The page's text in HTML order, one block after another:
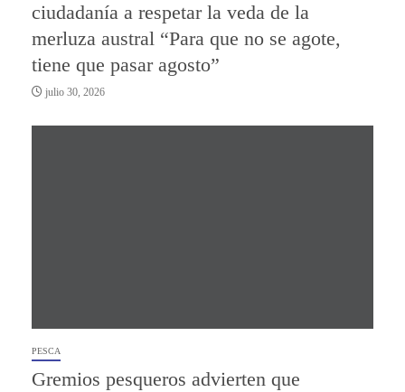
ciudadanía a respetar la veda de la
merluza austral “Para que no se agote,
tiene que pasar agosto”
julio 30, 2026
PESCA
Gremios pesqueros advierten que